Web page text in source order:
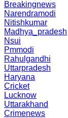
Breakingnews
Narendramodi
Nitishkumar
Madhya_pradesh
Nsui
Pmmodi
Rahulgandhi
Uttarpradesh
Haryana
Cricket
Lucknow
Uttarakhand
Crimenews